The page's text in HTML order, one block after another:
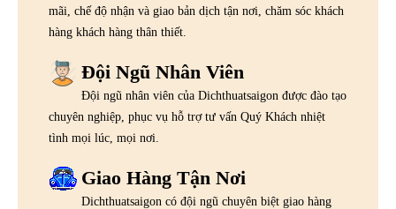
mãi, chế độ nhận và giao bản dịch tận nơi, chăm sóc khách
hàng khách hàng thân thiết.
Đội Ngũ Nhân Viên
Đội ngũ nhân viên của Dichthuatsaigon được đào tạo
chuyên nghiệp, phục vụ hỗ trợ tư vấn Quý Khách nhiệt
tình mọi lúc, mọi nơi.
Giao Hàng Tận Nơi
Dichthuatsaigon có đội ngũ chuyên biệt giao hàng